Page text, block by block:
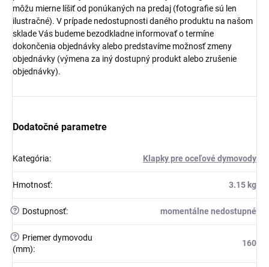
môžu mierne líšiť od ponúkaných na predaj (fotografie sú len
ilustračné). V prípade nedostupnosti daného produktu na našom
sklade Vás budeme bezodkladne informovať o termíne
dokončenia objednávky alebo predstavíme možnosť zmeny
objednávky (výmena za iný dostupný produkt alebo zrušenie
objednávky).
Dodatočné parametre
Kategória: Klapky pre oceľové dymovody
Hmotnosť: 3.15 kg
? Dostupnosť: momentálne nedostupné
?
Priemer dymovodu
(mm):
160